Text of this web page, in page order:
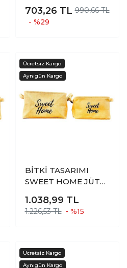
Banyo Salon Sepeti
Katlanır Sıvı
703,26 TL 990,66 TL
- %29
BİTKİ TASARIMI
SWEET HOME JÜT
DÜZENLEYİCİ
MUTFAK BANYO
KORUMALI İKİLİ SET
O-K
1.038,99 TL
1.226,53 TL - %15